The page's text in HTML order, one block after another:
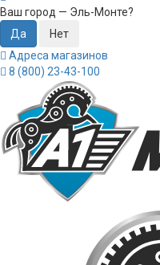
Ваш город — Эль-Монте?
Адреса магазинов
8 (800) 23-43-100